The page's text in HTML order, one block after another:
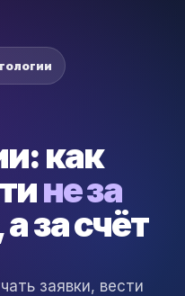
как
не за
а за счёт
заявки, вести